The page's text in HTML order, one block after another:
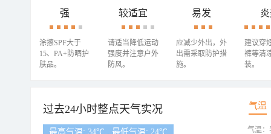
强
涂擦SPF大于
15、PA+防晒护
肤品。
较适宜
请适当降低运动
强度并注意户外
防风。
易发
应减少外出，外
出需采取防护措
施。
建议穿
裤等清
装。
过去24小时整点天气实况 气温
最高气温: 34℃ , 最低气温: 24℃
气温：